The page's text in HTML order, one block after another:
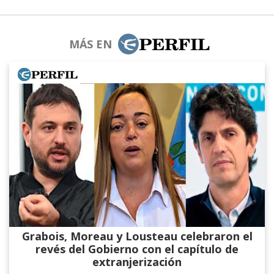
MÁS EN
Grabois, Moreau y Lousteau celebraron el
revés del Gobierno con el capítulo de
extranjerización